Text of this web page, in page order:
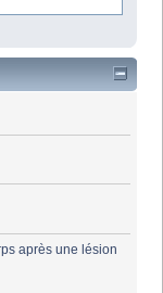
après une lésion